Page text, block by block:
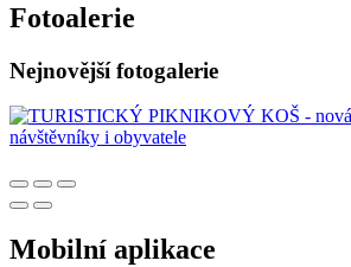
Fotoalerie
Nejnovější fotogalerie
Mobilní aplikace